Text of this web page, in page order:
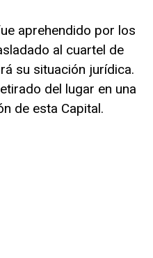
aprehendido por los
al cuartel de
su situación jurídica.
del lugar en una
de esta Capital.